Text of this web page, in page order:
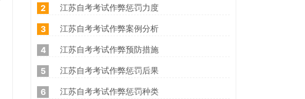
2 江苏自考考试作弊惩罚力度
3 江苏自考考试作弊案例分析
4 江苏自考考试作弊预防措施
5 江苏自考考试作弊惩罚后果
6 江苏自考考试作弊惩罚种类